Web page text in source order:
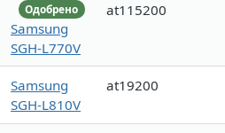
Одобрено
Samsung
SGH-L770V
at115200
Samsung
SGH-L810V
at19200